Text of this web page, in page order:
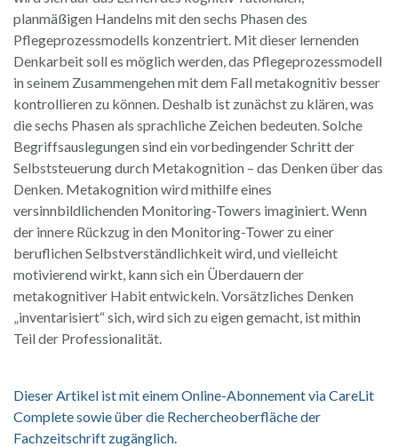
planmäßigen Handelns mit den sechs Phasen des
Pflegeprozessmodells konzentriert. Mit dieser lernenden
Denkarbeit soll es möglich werden, das Pflegeprozessmodell
in seinem Zusammengehen mit dem Fall metakognitiv besser
kontrollieren zu können. Deshalb ist zunächst zu klären, was
die sechs Phasen als sprachliche Zeichen bedeuten. Solche
Begriffsauslegungen sind ein vorbedingender Schritt der
Selbststeuerung durch Metakognition – das Denken über das
Denken. Metakognition wird mithilfe eines
versinnbildlichenden Monitoring-Towers imaginiert. Wenn
der innere Rückzug in den Monitoring-Tower zu einer
beruflichen Selbstverständlichkeit wird, und vielleicht
motivierend wirkt, kann sich ein Überdauern der
metakognitiver Habit entwickeln. Vorsätzliches Denken
„inventarisiert“ sich, wird sich zu eigen gemacht, ist mithin
Teil der Professionalität.
Dieser Artikel ist mit einem Online-Abonnement via CareLit
Complete sowie über die Rechercheoberfläche der
Fachzeitschrift zugänglich.